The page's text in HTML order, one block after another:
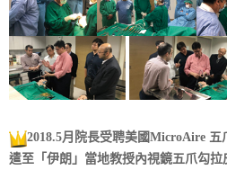
2018.5月院長受聘美國MicroAire 五
遣至「伊朗」當地教授內視鏡五爪勾拉